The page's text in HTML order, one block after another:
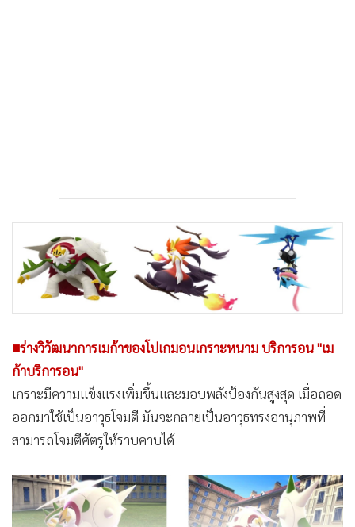
■ร่างวิวัฒนาการเมก้าของโปเกมอนเกราะหนาม บริการอน "เม
ก้าบริการอน"
เกราะมีความแข็งแรงเพิ่มขึ้นและมอบพลังป้องกันสูงสุด เมื่อถอด
ออกมาใช้เป็นอาวุธโจมตี มันจะกลายเป็นอาวุธทรงอานุภาพที่
สามารถโจมตีศัตรูให้ราบคาบได้